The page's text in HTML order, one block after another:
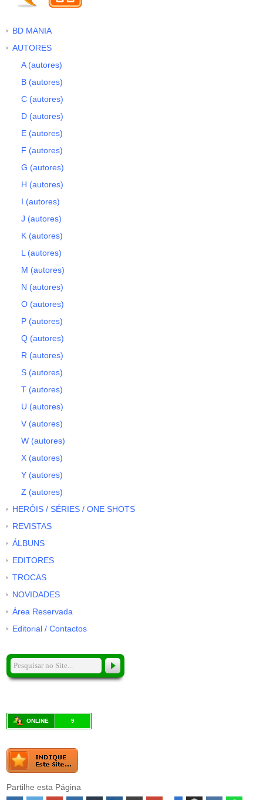
BD MANIA
AUTORES
A (autores)
B (autores)
C (autores)
D (autores)
E (autores)
F (autores)
G (autores)
H (autores)
I (autores)
J (autores)
K (autores)
L (autores)
M (autores)
N (autores)
O (autores)
P (autores)
Q (autores)
R (autores)
S (autores)
T (autores)
U (autores)
V (autores)
W (autores)
X (autores)
Y (autores)
Z (autores)
HERÓIS / SÉRIES / ONE SHOTS
REVISTAS
ÁLBUNS
EDITORES
TROCAS
NOVIDADES
Área Reservada
Editorial / Contactos
ONLINE 9
Partilhe esta Página